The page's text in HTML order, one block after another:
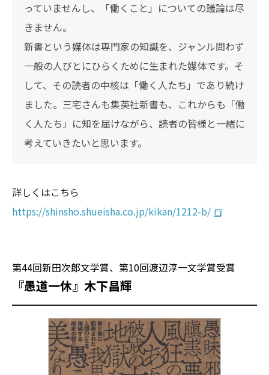
っていませんし、「働くこと」についての議論は尽
きません。
新書という媒体は専門家の知識を、ジャンル問わず
一般の人びとにひらくために生まれた媒体です。そ
して、その読者の中核は「働く人たち」であり続け
ました。三宅さんも集英社新書も、これからも「働
く人たち」に知を届けながら、読者の皆様と一緒に
考えていきたいと思います。
詳しくはこちら
https://shinsho.shueisha.co.jp/kikan/1212-b/
第44回新田次郎文学賞、第10回渡辺淳一文学賞受賞
『愚道一休』木下昌輝